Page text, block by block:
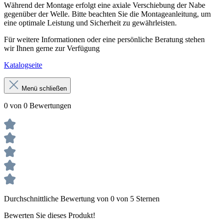
Während der Montage erfolgt eine axiale Verschiebung der Nabe
gegenüber der Welle. Bitte beachten Sie die Montageanleitung, um
eine optimale Leistung und Sicherheit zu gewährleisten.
Für weitere Informationen oder eine persönliche Beratung stehen
wir Ihnen gerne zur Verfügung
Katalogseite
Menü schließen
0 von 0 Bewertungen
Durchschnittliche Bewertung von 0 von 5 Sternen
Bewerten Sie dieses Produkt!